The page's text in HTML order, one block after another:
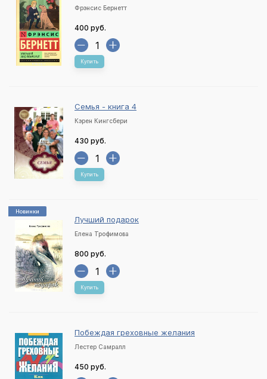
Фрэнсис Бернетт
400 руб.
Купить
Семья - книга 4
Кэрен Кингсбери
430 руб.
Купить
Новинки
Лучший подарок
Елена Трофимова
800 руб.
Купить
Побеждая греховные желания
Лестер Самралл
450 руб.